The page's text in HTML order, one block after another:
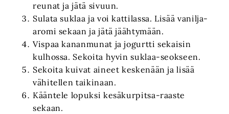
reunat ja jätä sivuun.
Sulata suklaa ja voi kattilassa. Lisää vanilja-
aromi sekaan ja jätä jäähtymään.
Vispaa kananmunat ja jogurtti sekaisin
kulhossa. Sekoita hyvin suklaa-seokseen.
Sekoita kuivat aineet keskenään ja lisää
vähitellen taikinaan.
Kääntele lopuksi kesäkurpitsa-raaste
sekaan.